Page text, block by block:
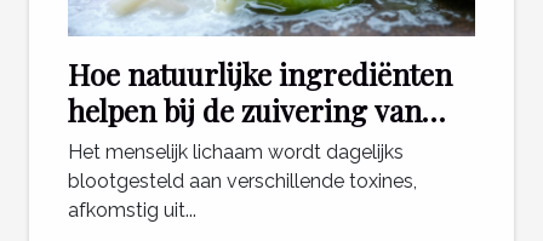
Hoe natuurlijke ingrediënten
helpen bij de zuivering van
toxines?
Het menselijk lichaam wordt dagelijks
blootgesteld aan verschillende toxines,
afkomstig uit...